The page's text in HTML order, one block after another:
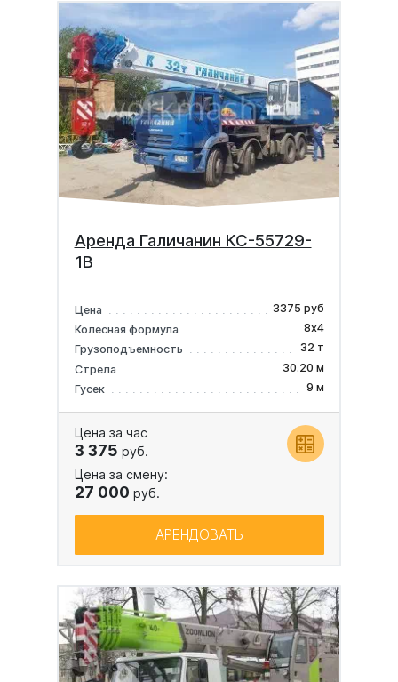
Аренда Галичанин КС-55729-
1В
Цена
3375 руб
Колесная формула
8х4
Грузоподъемность
32 т
Стрела
30.20 м
Гусек
9 м
Цена за час
3 375 руб.
Цена за смену:
27 000 руб.
АРЕНДОВАТЬ